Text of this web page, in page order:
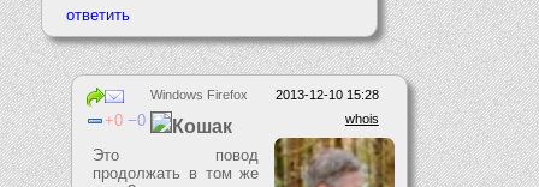
2013-12-10 15:28
Windows Firefox
whois
0 0 Кошак
Это повод
продолжать в том же